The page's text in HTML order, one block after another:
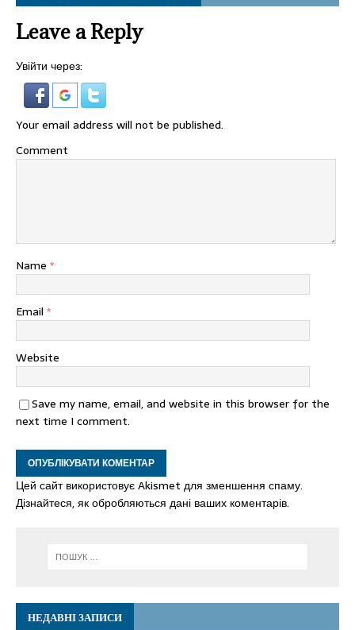
Leave a Reply
Увійти через:
Your email address will not be published.
Comment
Name *
Email *
Website
Save my name, email, and website in this browser for the
next time I comment.
Цей сайт використовує Akismet для зменшення спаму.
Дізнайтеся, як обробляються дані ваших коментарів.
НЕДАВНІ ЗАПИСИ